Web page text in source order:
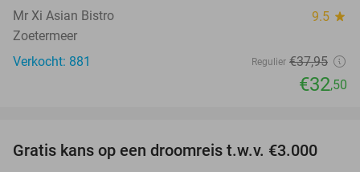
Mr Xi Asian Bistro 9.5 star
Zoetermeer
Verkocht: 881
Regulier €37,95
€32,50
Gratis kans op een droomreis t.w.v. €3.000